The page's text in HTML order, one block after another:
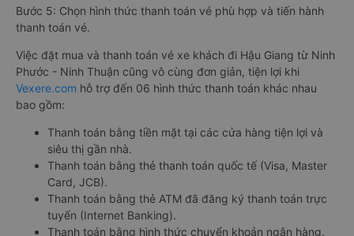
Bước 5: Chọn hình thức thanh toán vé phù hợp và tiến hành
thanh toán vé.
Việc đặt mua và thanh toán vé xe khách đi Hậu Giang từ Ninh
Phước - Ninh Thuận cũng vô cùng đơn giản, tiện lợi khi
Vexere.com hỗ trợ đến 06 hình thức thanh toán khác nhau
bao gồm:
Thanh toán bằng tiền mặt tại các cửa hàng tiện lợi và
siêu thị gần nhà.
Thanh toán bằng thẻ thanh toán quốc tế (Visa, Master
Card, JCB).
Thanh toán bằng thẻ ATM đã đăng ký thanh toán trực
tuyến (Internet Banking).
Thanh toán bằng hình thức chuyển khoản ngân hàng.